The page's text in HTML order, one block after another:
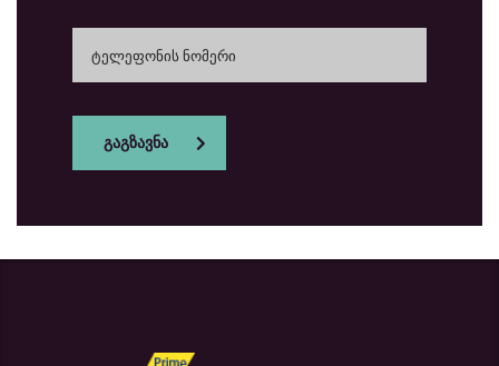
გაგზავნა